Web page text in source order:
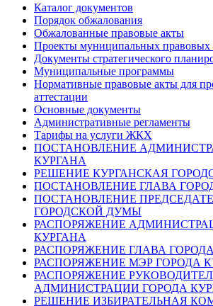
Каталог документов
Порядок обжалования
Обжалованные правовые акты
Проекты муниципальных правовых
Документы стратегического
Муниципальные программы
Нормативные правовые акты для
аттестации
Основные документы
Административные регламенты
Тарифы на услуги ЖКХ
ПОСТАНОВЛЕНИЕ
КУРГАНА
РЕШЕНИЕ КУРГАНСКАЯ
ПОСТАНОВЛЕНИЕ ГЛАВА
ПОСТАНОВЛЕНИЕ
ГОРОДСКОЙ ДУМЫ
РАСПОРЯЖЕНИЕ
КУРГАНА
РАСПОРЯЖЕНИЕ ГЛАВА
РАСПОРЯЖЕНИЕ МЭР ГОРОДА
РАСПОРЯЖЕНИЕ
АДМИНИСТРАЦИИ ГОРОДА
РЕШЕНИЕ ИЗБИРАТЕЛЬНАЯ